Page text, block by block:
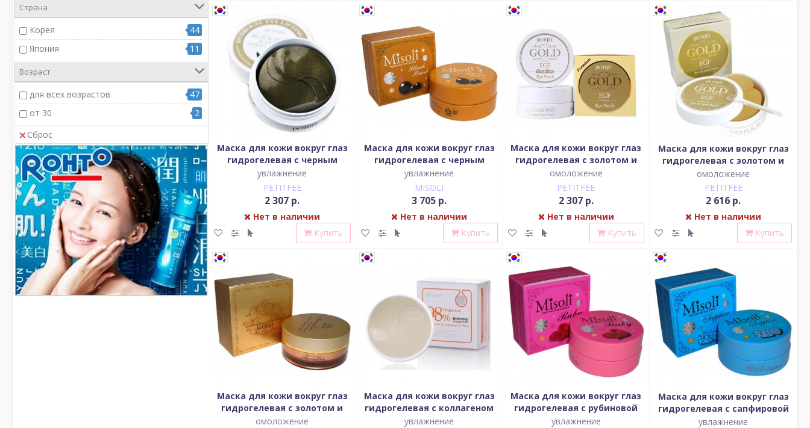
KOELF
3
LA MISO
5
MegRhythm
5
MILATTE
6
4
PETITFEE
6
SKINFOOD
1
THE SAEM
1
WAVE CORPORATION
6
Страна
Корея
44
Япония
11
Возраст
для всех возрастов
47
от 30
2
Сброс
Маска для кожи вокруг глаз
гидрогелевая c черным
жемчугом и золотом, 60 шт.
увлажнение
PETITFEE
2 307 р.
Нет в наличии
Купить
Маска для кожи вокруг глаз
гидрогелевая c черным
жемчугом, 60шт
увлажнение
MISOLI
3 705 р.
Нет в наличии
Купить
Маска для кожи вокруг глаз
гидрогелевая с золотом и
EGF "Премиум", 60шт.
омоложение
PETITFEE
2 307 р.
Нет в наличии
Купить
Маска для кожи вокруг глаз
гидрогелевая с золотом и
EGF, 90шт.
омоложение
PETITFEE
2 616 р.
Нет в наличии
Купить
Маска для кожи вокруг глаз
гидрогелевая с золотом и
алмазной пудрой, 60 шт
омоложение
Маска для кожи вокруг глаз
гидрогелевая с коллагеном
и коэнзимом Q10, 60 шт
увлажнение
Маска для кожи вокруг глаз
гидрогелевая с рубиновой
пудрой, 60шт
увлажнение
Маска для кожи вокруг глаз
гидрогелевая с сапфировой
пудрой, 60шт
увлажнение